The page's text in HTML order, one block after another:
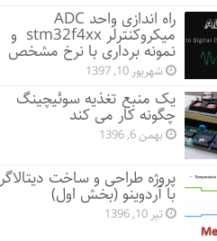
راه اندازی واحد ADC
میکروکنترلر stm32f4xx و
نمونه برداری با نرخ مشخص
شهریور 10, 1397
یک منبع تغذیه سوئیچینگ
چگونه کار می کند
بهمن 6, 1396
پروژه طراحی و ساخت دیتالاگر
با آردوینو (بخش اول)
تیر 10, 1396